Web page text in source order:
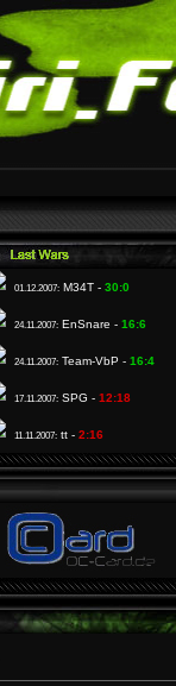
01.12.2007: M34T - 30:0
24.11.2007: EnSnare - 16:6
24.11.2007: Team-VbP - 16:4
17.11.2007: SPG - 12:18
11.11.2007: tt - 2:16